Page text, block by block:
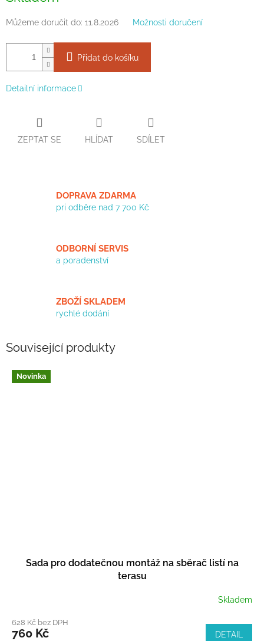
Můžeme doručit do: 11.8.2026 Možnosti doručení
Přidat do košíku
Detailní informace
ZEPTAT SE HLÍDAT SDÍLET
DOPRAVA ZDARMA
pri odběre nad 7 700 Kč
ODBORNÍ SERVIS
a poradenství
ZBOŽÍ SKLADEM
rychlé dodání
Související produkty
Novinka
Sada pro dodatečnou montáž na sběrač listí na
terasu
Skladem
628 Kč bez DPH
760 Kč DETAIL